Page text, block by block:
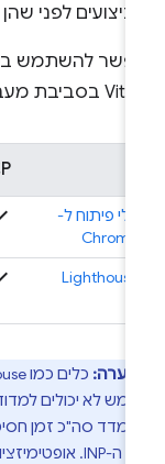
לפני שהן
LCP
כלי פיתוח ל-
Chrome
Lighthouse
הערה: